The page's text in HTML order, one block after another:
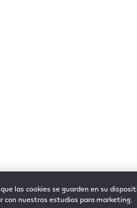
las cookies se guarden en su
con nuestros estudios para marketing.